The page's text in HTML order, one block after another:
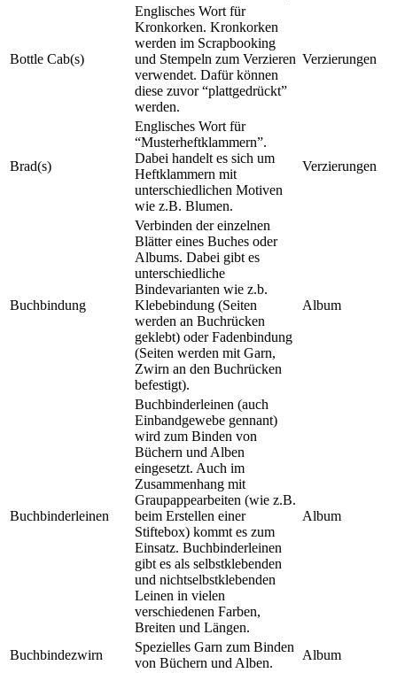
Bottle Cab(s)
Englisches Wort für
Kronkorken. Kronkorken
werden im Scrapbooking
und Stempeln zum Verzieren
verwendet. Dafür können
diese zuvor “plattgedrückt”
werden.
Verzierungen
Brad(s)
Englisches Wort für
“Musterheftklammern”.
Dabei handelt es sich um
Heftklammern mit
unterschiedlichen Motiven
wie z.B. Blumen.
Verzierungen
Buchbindung
Verbinden der einzelnen
Blätter eines Buches oder
Albums. Dabei gibt es
unterschiedliche
Bindevarianten wie z.b.
Klebebindung (Seiten
werden an Buchrücken
geklebt) oder Fadenbindung
(Seiten werden mit Garn,
Zwirn an den Buchrücken
befestigt).
Album
Buchbinderleinen
Buchbinderleinen (auch
Einbandgewebe gennant)
wird zum Binden von
Büchern und Alben
eingesetzt. Auch im
Zusammenhang mit
Graupappearbeiten (wie z.B.
beim Erstellen einer
Stiftebox) kommt es zum
Einsatz. Buchbinderleinen
gibt es als selbstklebenden
und nichtselbstklebenden
Leinen in vielen
verschiedenen Farben,
Breiten und Längen.
Album
Buchbindezwirn
Spezielles Garn zum Binden
von Büchern und Alben.
Album